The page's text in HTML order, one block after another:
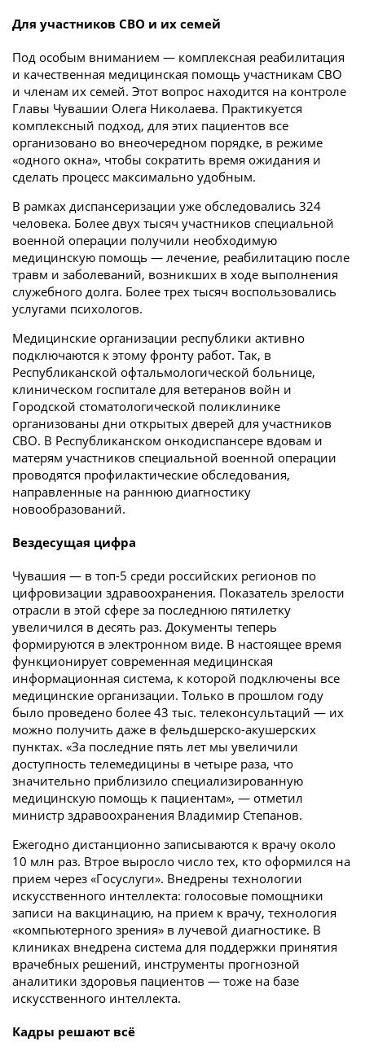
Для участников СВО и их семей
Под особым вниманием — комплексная реабилитация
и качественная медицинская помощь участникам СВО
и членам их семей. Этот вопрос находится на контроле
Главы Чувашии Олега Николаева. Практикуется
комплексный подход, для этих пациентов все
организовано во внеочередном порядке, в режиме
«одного окна», чтобы сократить время ожидания и
сделать процесс максимально удобным.
В рамках диспансеризации уже обследовались 324
человека. Более двух тысяч участников специальной
военной операции получили необходимую
медицинскую помощь — лечение, реабилитацию после
травм и заболеваний, возникших в ходе выполнения
служебного долга. Более трех тысяч воспользовались
услугами психологов.
Медицинские организации республики активно
подключаются к этому фронту работ. Так, в
Республиканской офтальмологической больнице,
клиническом госпитале для ветеранов войн и
Городской стоматологической поликлинике
организованы дни открытых дверей для участников
СВО. В Республиканском онкодиспансере вдовам и
матерям участников специальной военной операции
проводятся профилактические обследования,
направленные на раннюю диагностику
новообразований.
Вездесущая цифра
Чувашия — в топ-5 среди российских регионов по
цифровизации здравоохранения. Показатель зрелости
отрасли в этой сфере за последнюю пятилетку
увеличился в десять раз. Документы теперь
формируются в электронном виде. В настоящее время
функционирует современная медицинская
информационная система, к которой подключены все
медицинские организации. Только в прошлом году
было проведено более 43 тыс. телеконсультаций — их
можно получить даже в фельдшерско-акушерских
пунктах. «За последние пять лет мы увеличили
доступность телемедицины в четыре раза, что
значительно приблизило специализированную
медицинскую помощь к пациентам», — отметил
министр здравоохранения Владимир Степанов.
Ежегодно дистанционно записываются к врачу около
10 млн раз. Втрое выросло число тех, кто оформился на
прием через «Госуслуги». Внедрены технологии
искусственного интеллекта: голосовые помощники
записи на вакцинацию, на прием к врачу, технология
«компьютерного зрения» в лучевой диагностике. В
клиниках внедрена система для поддержки принятия
врачебных решений, инструменты прогнозной
аналитики здоровья пациентов — тоже на базе
искусственного интеллекта.
Кадры решают всё